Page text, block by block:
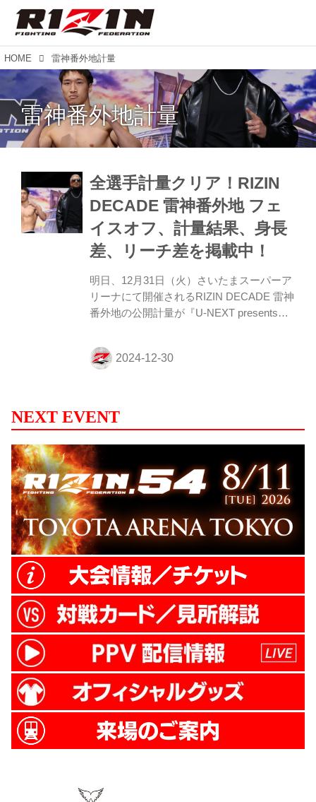
HOME 雷神番外地計量
雷神番外地計量
全選手計量クリア！RIZIN
DECADE 雷神番外地 フェ
イスオフ、計量結果、身長
差、リーチ差を掲載中！
明日、12月31日（火）さいたまスーパーア
リーナにて開催されるRIZIN DECADE 雷神
番外地の公開計量が『U-NEXT presents
場にはマスコミ、抽選で選ばれたファンク
ラブ会員、そして多くのファンが見つめる
Youtubeチャンネルで公開中！大会前に必
ずチェックしよう！ RIZIN DECADE | 雷神
番外地 公開計量（YouTube） 第7試合／安
保瑠輝也 vs. シナ・カリミアン 第7試合／
安保瑠輝也 vs. シナ・カリミアン7 RIZINス
タン...
NEXT EVENT